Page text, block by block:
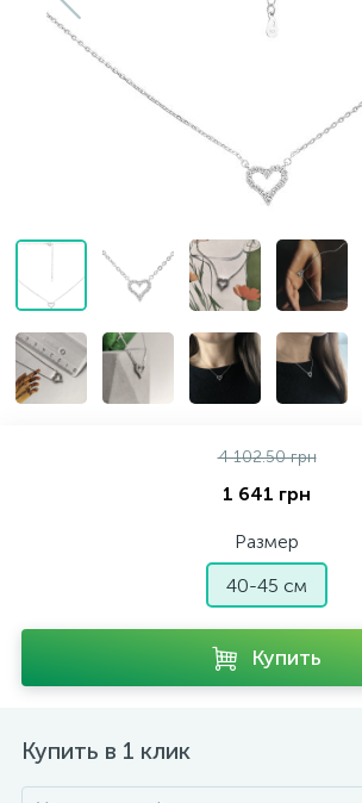
4 102.50 грн
1 641 грн
Размер
40-45 см
Купить
Купить в 1 клик
Серебряные колье
Серебряные цепочки
Серебряные аксессуары
Серебряные сувениры
Золотые серьги